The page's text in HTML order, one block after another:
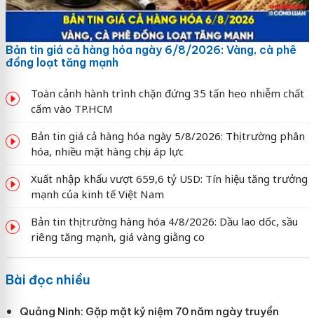
Bản tin giá cả hàng hóa ngày 6/8/2026: Vàng, cà phê
đồng loạt tăng mạnh
Toàn cảnh hành trình chặn đứng 35 tấn heo nhiễm chất
cấm vào TP.HCM
Bản tin giá cả hàng hóa ngày 5/8/2026: Thị trường phân
hóa, nhiều mặt hàng chịu áp lực
Xuất nhập khẩu vượt 659,6 tỷ USD: Tín hiệu tăng trưởng
mạnh của kinh tế Việt Nam
Bản tin thị trường hàng hóa 4/8/2026: Dầu lao dốc, sầu
riêng tăng mạnh, giá vàng giằng co
Bài đọc nhiều
Quảng Ninh: Gặp mặt kỷ niệm 70 năm ngày truyền